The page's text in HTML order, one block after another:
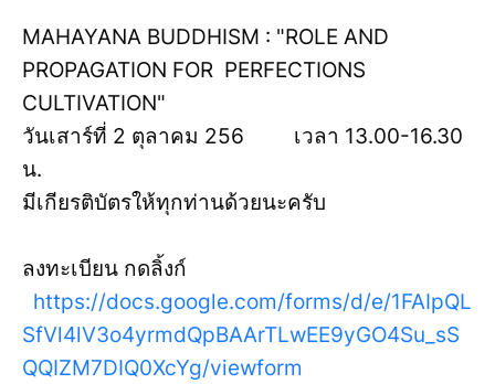
MAHAYANA BUDDHISM : "ROLE AND
PROPAGATION FOR PERFECTIONS
CULTIVATION"
วันเสาร์ที่ 2 ตุลาคม 256 เวลา 13.00-16.30
น.
มีเกียรติบัตรให้ทุกท่านด้วยนะครับ
ลงทะเบียน กดลิ้งก์
https://docs.google.com/forms/d/e/1FAIpQL
SfVl4lV3o4yrmdQpBAArTLwEE9yGO4Su_sS
QQIZM7DIQ0XcYg/viewform